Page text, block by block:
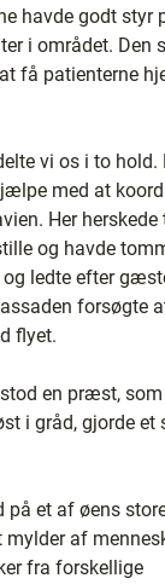
havde godt styr
i området. Den
få patienterne
vi os i to hold.
med at
Her herskede
og havde
ledte efter
forsøgte
flyet.
en præst,
i gråd, gjorde et
på et af øens
mylder af
fra forskellige